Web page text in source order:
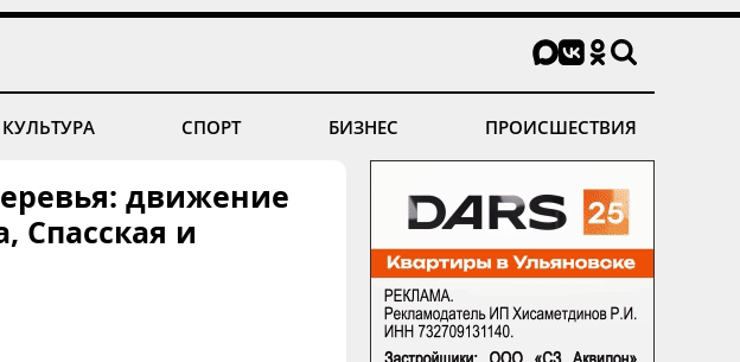
КУЛЬТУРА СПОРТ БИЗНЕС ПРОИСШЕСТВИЯ
движение
Спасская и